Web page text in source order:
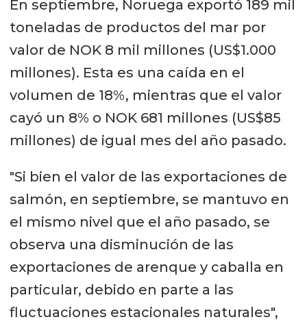
En septiembre, Noruega exportó 189 mil
toneladas de productos del mar por
valor de NOK 8 mil millones (US$1.000
millones). Esta es una caída en el
volumen de 18%, mientras que el valor
cayó un 8% o NOK 681 millones (US$85
millones) de igual mes del año pasado.
"Si bien el valor de las exportaciones de
salmón, en septiembre, se mantuvo en
el mismo nivel que el año pasado, se
observa una disminución de las
exportaciones de arenque y caballa en
particular, debido en parte a las
fluctuaciones estacionales naturales",